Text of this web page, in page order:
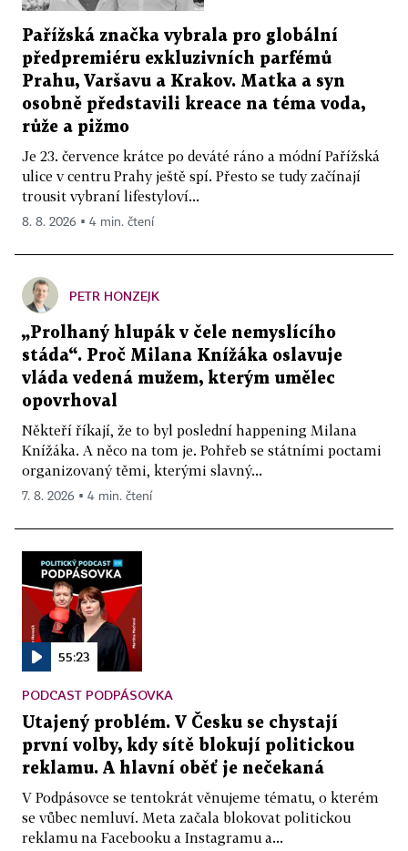
Pařížská značka vybrala pro globální
předpremiéru exkluzivních parfémů
Prahu, Varšavu a Krakov. Matka a syn
osobně představili kreace na téma voda,
růže a pižmo
Je 23. července krátce po deváté ráno a módní Pařížská
ulice v centru Prahy ještě spí. Přesto se tudy začínají
trousit vybraní lifestyloví...
8. 8. 2026 ▪ 4 min. čtení
PETR HONZEJK
„Prolhaný hlupák v čele nemyslícího
stáda“. Proč Milana Knížáka oslavuje
vláda vedená mužem, kterým umělec
opovrhoval
Někteří říkají, že to byl poslední happening Milana
Knížáka. A něco na tom je. Pohřeb se státními poctami
organizovaný těmi, kterými slavný...
7. 8. 2026 ▪ 4 min. čtení
55:23
PODCAST PODPÁSOVKA
Utajený problém. V Česku se chystají
první volby, kdy sítě blokují politickou
reklamu. A hlavní oběť je nečekaná
V Podpásovce se tentokrát věnujeme tématu, o kterém
se vůbec nemluví. Meta začala blokovat politickou
reklamu na Facebooku a Instagramu a...